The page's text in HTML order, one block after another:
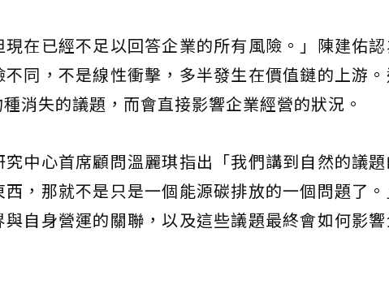
現在已經不足以回答企業的所有風險。」陳建佑
同，不是線性衝擊，多半發生在價值鏈的上游
消失的議題，而會直接影響企業經營的狀況。
中心首席顧問溫麗琪指出「我們講到自然的議
，那就不是只是一個能源碳排放的一個問題了
自身營運的關聯，以及這些議題最終會如何影